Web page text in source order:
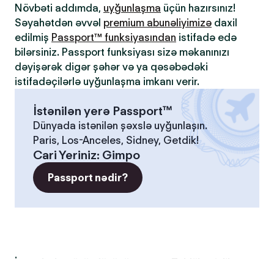
Növbəti addımda, uyğunlaşma üçün hazırsınız!
Səyahətdən əvvəl premium abunəliyimizə daxil
edilmiş Passport™ funksiyasından istifadə edə
bilərsiniz. Passport funksiyası sizə məkanınızı
dəyişərək digər şəhər və ya qəsəbədəki
istifadəçilərlə uyğunlaşma imkanı verir.
İstənilən yerə Passport™
Dünyada istənilən şəxslə uyğunlaşın.
Paris, Los-Anceles, Sidney, Getdik!
Cari Yeriniz: Gimpo
Passport nədir?